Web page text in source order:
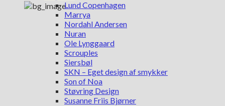
Lund Copenhagen
Marrya
Nordahl Andersen
Nuran
Ole Lynggaard
Scrouples
Siersbøl
SKN – Eget design af smykker
Son of Noa
Støvring Design
Susanne Friis Bjørner